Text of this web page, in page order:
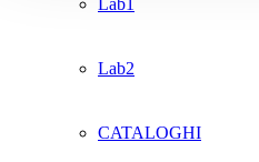
Lab1
Lab2
CATALOGHI